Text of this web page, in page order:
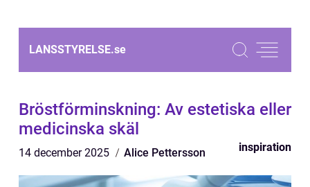
LANSSTYRELSE.se
Bröstförminskning: Av estetiska eller
medicinska skäl
14 december 2025 Alice Pettersson inspiration